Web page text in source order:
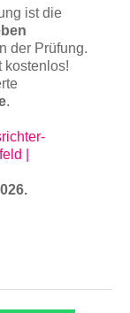
ist die
der Prüfung.
kostenlos!
.
|